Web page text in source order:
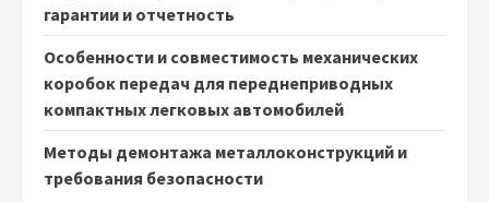
гарантии и отчетность
Особенности и совместимость механических
коробок передач для переднеприводных
компактных легковых автомобилей
Методы демонтажа металлоконструкций и
требования безопасности